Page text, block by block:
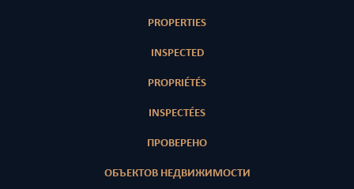
PROPERTIES
INSPECTED
PROPRIÉTÉS
INSPECTÉES
ПРОВЕРЕНО
ОБЪЕКТОВ НЕДВИЖИМОСТИ